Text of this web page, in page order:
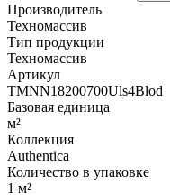
Производитель
Техномассив
Тип продукции
Техномассив
Артикул
TMNN18200700Uls4Blod
Базовая единица
м²
Коллекция
Authentica
Количество в упаковке
1 м²